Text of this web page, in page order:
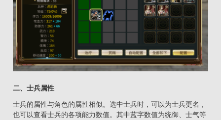
二、士兵属性
士兵的属性与角色的属性相似。选中士兵时，可以为士兵更名，
也可以查看士兵的各项能力数值。其中蓝字数值为统御、士气等